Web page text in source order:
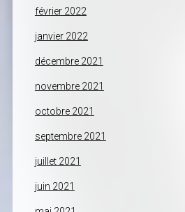
février 2022
janvier 2022
décembre 2021
novembre 2021
octobre 2021
septembre 2021
juillet 2021
juin 2021